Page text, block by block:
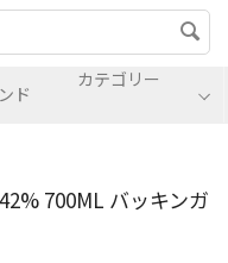
カテゴリー
ド
700ML バッキンガ